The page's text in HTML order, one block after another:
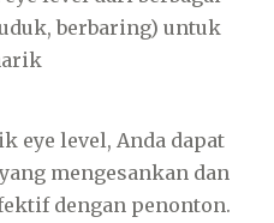
berbaring) untuk
eye level, Anda dapat
mengesankan dan
dengan penonton.